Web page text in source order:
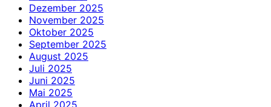
Dezember 2025
November 2025
Oktober 2025
September 2025
August 2025
Juli 2025
Juni 2025
Mai 2025